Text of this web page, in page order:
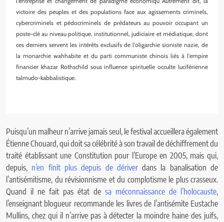
victoire des peuples et des populations face aux agissements criminels,
cybercriminels et pédocriminels de prédateurs au pouvoir occupant un
poste-clé au niveau politique, institutionnel, judiciaire et médiatique, dont
ces derniers servent les intérêts exclusifs de l'oligarchie sioniste nazie, de
la monarchie wahhabite et du parti communiste chinois liés à l'empire
financier khazar Rothschild sous influence spirituelle occulte luciférienne
talmudo-kabbalistique.
Puisqu’un malheur n’arrive jamais seul, le festival accueillera également
Étienne Chouard, qui doit sa célébrité à son travail de déchiffrement du
traité établissant une Constitution pour l’Europe en 2005, mais qui,
depuis, n’en finit plus depuis de dériverdans la banalisation de
l’antisémitisme, du révisionnisme et du complotisme le plus crasseux.
Quand il ne fait pas état de sa méconnaissance de l’holocauste,
l’enseignant blogueur recommande les livres de l’antisémite Eustache
Mullins, chez qui il n’arrive pas à détecter la moindre haine des juifs,